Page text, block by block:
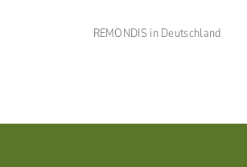
REMONDIS in Deutschland